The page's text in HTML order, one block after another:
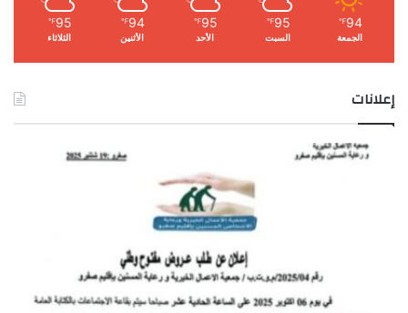
94
℉
الجمعة
95
℉
السبت
95
℉
الأحد
94
℉
الأثنين
95
℉
الثلاثاء
إعلانات